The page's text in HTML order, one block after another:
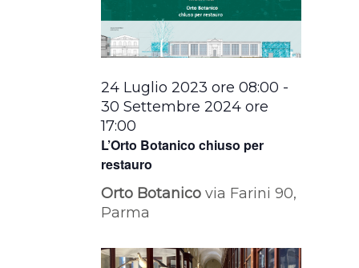
L’Orto Botanico chiuso per
restauro
24 Luglio 2023 ore 08:00 -
30 Settembre 2024 ore
17:00
Orto Botanicovia Farini 90,
Parma